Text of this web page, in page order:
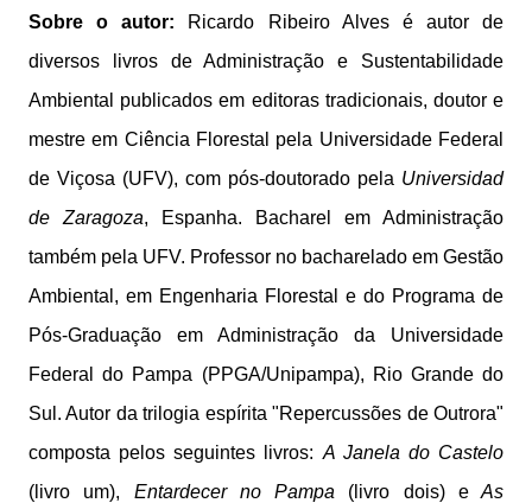
Sobre o autor: Ricardo Ribeiro Alves é autor de
diversos livros de Administração e Sustentabilidade
Ambiental publicados em editoras tradicionais, doutor e
mestre em Ciência Florestal pela Universidade Federal
de Viçosa (UFV), com pós-doutorado pela Universidad
de Zaragoza, Espanha. Bacharel em Administração
também pela UFV. Professor no bacharelado em Gestão
Ambiental, em Engenharia Florestal e do Programa de
Pós-Graduação em Administração da Universidade
Federal do Pampa (PPGA/Unipampa), Rio Grande do
Sul. Autor da trilogia espírita "Repercussões de Outrora"
composta pelos seguintes livros: A Janela do Castelo
(livro um), Entardecer no Pampa (livro dois) eAs